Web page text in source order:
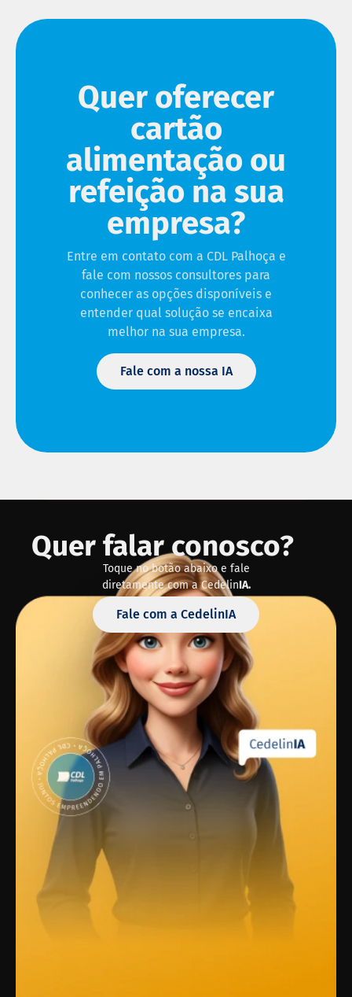
Quer oferecer
cartão
alimentação ou
refeição na sua
empresa?
Entre em contato com a CDL Palhoça e
fale com nossos consultores para
conhecer as opções disponíveis e
entender qual solução se encaixa
melhor na sua empresa.
Fale com a nossa IA
Quer falar conosco?
Toque no botão abaixo e fale
diretamente com a CedelinIA.
Fale com a CedelinIA